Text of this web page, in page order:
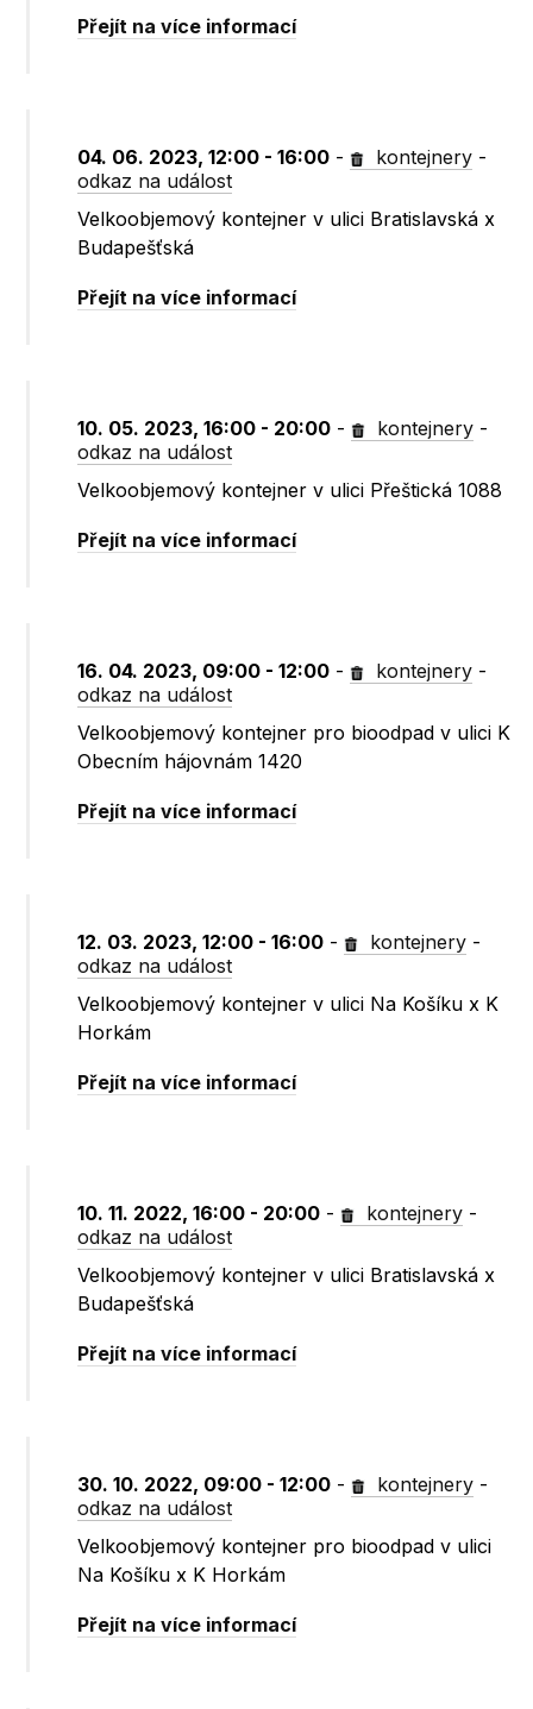
Přejít na více informací
04. 06. 2023, 12:00 - 16:00 - kontejnery -
odkaz na událost
Velkoobjemový kontejner v ulici Bratislavská x
Budapešťská
Přejít na více informací
10. 05. 2023, 16:00 - 20:00 - kontejnery -
odkaz na událost
Velkoobjemový kontejner v ulici Přeštická 1088
Přejít na více informací
16. 04. 2023, 09:00 - 12:00 - kontejnery -
odkaz na událost
Velkoobjemový kontejner pro bioodpad v ulici K
Obecním hájovnám 1420
Přejít na více informací
12. 03. 2023, 12:00 - 16:00 - kontejnery -
odkaz na událost
Velkoobjemový kontejner v ulici Na Košíku x K
Horkám
Přejít na více informací
10. 11. 2022, 16:00 - 20:00 - kontejnery -
odkaz na událost
Velkoobjemový kontejner v ulici Bratislavská x
Budapešťská
Přejít na více informací
30. 10. 2022, 09:00 - 12:00 - kontejnery -
odkaz na událost
Velkoobjemový kontejner pro bioodpad v ulici
Na Košíku x K Horkám
Přejít na více informací